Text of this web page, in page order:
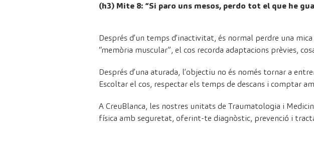
(h3) Mite 8: “Si paro uns mesos, perdo tot el que he
Després d’un temps d’inactivitat, és normal perdre una
“memòria muscular”, el cos recorda adaptacions prèvies,
Després d’una aturada, l’objectiu no és només tornar a
Escoltar el cos, respectar els temps de descans i comptar
A CreuBlanca, les nostres unitats de Traumatologia i
física amb seguretat, oferint-te diagnòstic, prevenció i